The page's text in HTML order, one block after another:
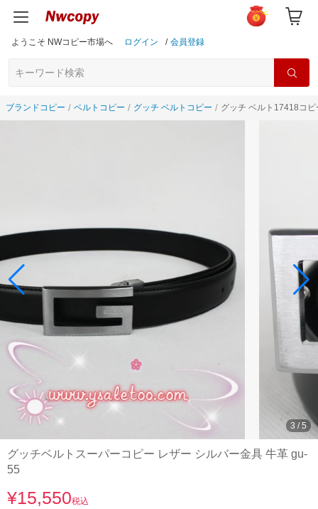
ようこそ NWコピー市場へ ログイン / 会員登録
ブランドコピー ベルトコピー グッチ ベルトコピー グッチ ベルト17418コピ
3 /5
グッチベルトスーパーコピー レザー シルバー金具 牛革 gu-
55
¥15,550税込